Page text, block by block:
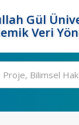
Gül
Veri